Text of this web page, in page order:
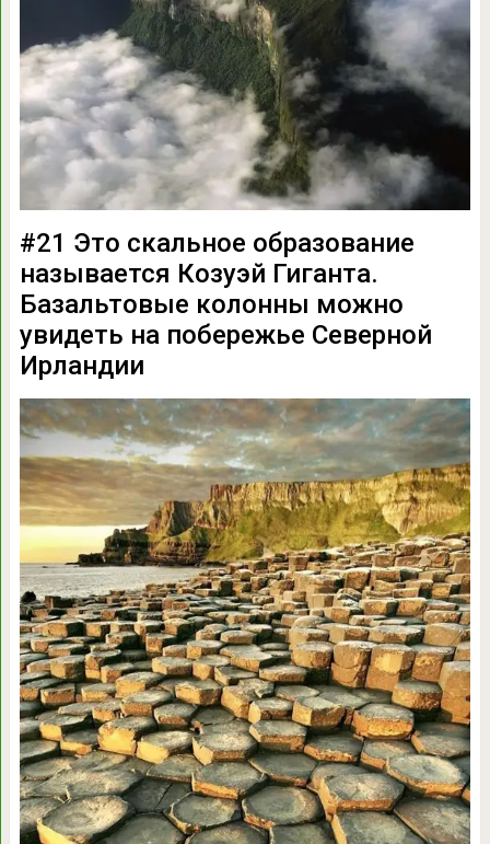
#21 Это скальное образование
называется Козуэй Гиганта.
Базальтовые колонны можно
увидеть на побережье Северной
Ирландии